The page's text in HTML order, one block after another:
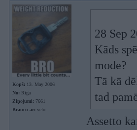
Kopš: 13. May 2006
No: Rīga
Ziņojumi: 7661
Braucu ar: velo
28 Sep
Kāds
mode?
Tā kā
tad
Assetto